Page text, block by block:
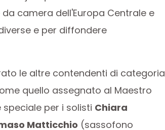
camera dell'Europa Centrale e
e per diffondere
le altre contendenti di categoria
quello assegnato al Maestro
per i solisti Chiara
Matticchio (sassofono